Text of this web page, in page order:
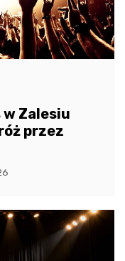
Zalesiu
przez